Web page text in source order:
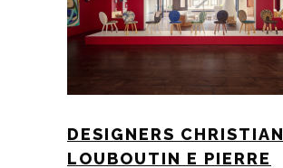
DESIGNERS CHRISTIAN
LOUBOUTIN E PIERRE